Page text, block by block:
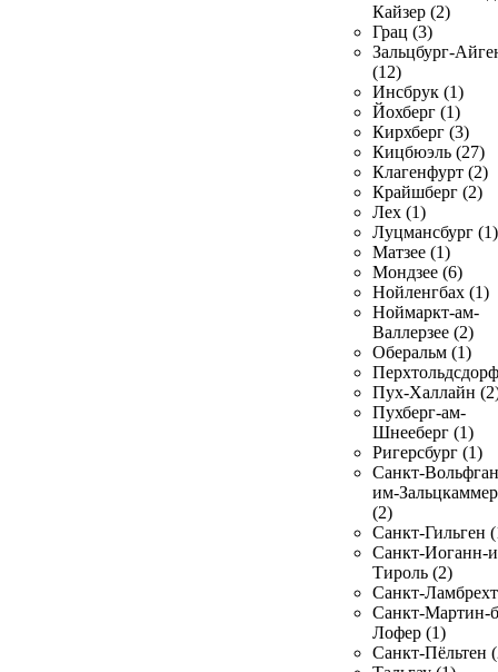
Кайзер (2)
Грац (3)
Зальцбург-
(12)
Инсбрук (1)
Йохберг (1)
Кирхберг (3)
Кицбюэль (27)
Клагенфурт (2)
Крайшберг (2)
Лех (1)
Луцмансбург (1)
Матзее (1)
Мондзее (6)
Нойленгбах (1)
Ноймаркт-ам-
Валлерзее (2)
Оберальм (1)
Пух-Халлайн
Пухберг-ам-
Шнееберг (1)
Ригерсбург (1)
Санкт-
им-
(2)
Санкт-Гильген
Санкт-Иоганн-
Тироль (2)
Санкт-
Санкт-Мартин-
Лофер (1)
Санкт-Пёльтен